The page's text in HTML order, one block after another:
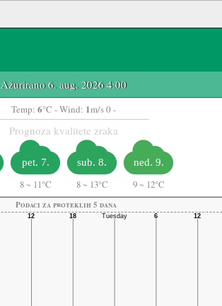
Ažurirano 6. aug. 2026 4:00
Temp: 6°C - Wind: 1m/s 0 -
Prognoza kvalitete zraka
pet. 7.
8 ~ 11°C
sub. 8.
8 ~ 13°C
ned. 9.
9 ~ 12°C
Podaci za proteklih 5 dana